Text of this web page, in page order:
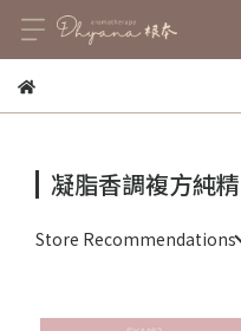
凝脂香調複方純
Store Recommendations